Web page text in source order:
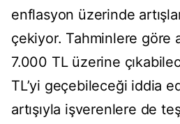
enflasyon üzerinde
çekiyor. Tahminlere göre
7.000 TL üzerine
TL’yi geçebileceği iddia
artışıyla işverenlere de